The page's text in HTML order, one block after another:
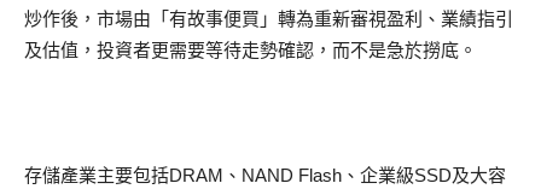
炒作後，市場由「有故事便買」轉為重新審視盈利、業績指引
及估值，投資者更需要等待走勢確認，而不是急於撈底。
存儲產業主要包括DRAM、NAND Flash、企業級SSD及大容